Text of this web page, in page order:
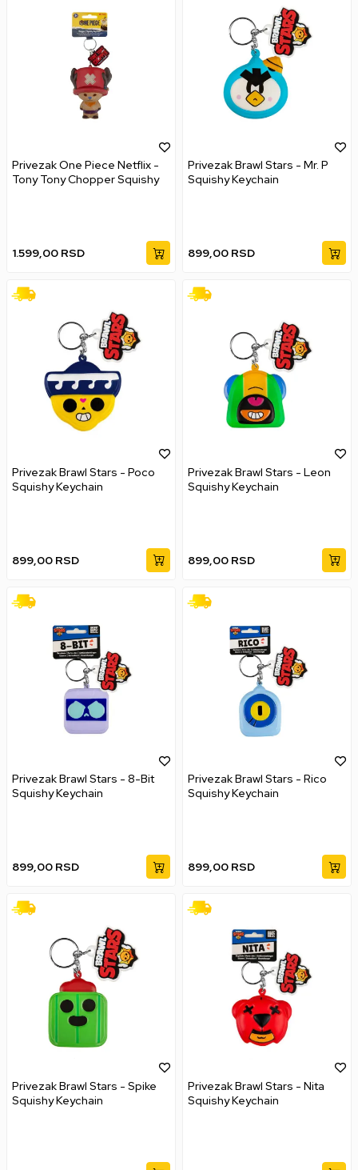
Privezak One Piece Netflix -
Tony Tony Chopper Squishy
1.599,00 RSD
Privezak Brawl Stars - Mr. P
Squishy Keychain
899,00 RSD
Privezak Brawl Stars - Poco
Squishy Keychain
899,00 RSD
Privezak Brawl Stars - Leon
Squishy Keychain
899,00 RSD
Privezak Brawl Stars - 8-Bit
Squishy Keychain
899,00 RSD
Privezak Brawl Stars - Rico
Squishy Keychain
899,00 RSD
Privezak Brawl Stars - Spike
Squishy Keychain
Privezak Brawl Stars - Nita
Squishy Keychain